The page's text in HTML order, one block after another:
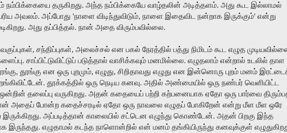
நம்பிக்கையை தருகிறது. அந்த நம்பிக்கையே வாழ்தலின் அடித்தளம். அது கூட
இல்லாமல்
அவலம். அப்போது 'நாளை விடிந்துவிடும், நாளை இதைவிட நன்றாக இருக்கும்' என்று
. அது தப்பித்தல். நான் அதை விரும்பவில்லை.
வகுப்புகள், சந்திப்புகள், அலைச்சல் என பகல் நேரத்தில் பத்து நிமிடம் கூட எழுத
. சாப்பிட்டுவிட்டுப் படுத்தால் வாசிக்கவும் மனமில்லை. எழுதலாம் என்றால் உடலில் தாள
, தூங்கு என ஒரு புறமும், எழுது, சிறிதாவது எழுது என இன்னொரு புறம் மனம்
. தூக்கத்தில் ஒரு நெடிய கனவு. அதில் அண்மையில் ஒரு நண்பர் வெளியிட்ட
ஒன்றின் தலைப்பு வருகிறது. அதன் கதையைப் பற்றி கற்பனையாக ஏதோ ஒரு பார்வை
அதைப் போன்ற கதைச்சரடில் ஏதோ ஒரு நாவலை எழுதப் போகிறேன் என்று மீள மீள ஒரே
இருக்கிறது. அப்படித்தான் காலையில் சட்டென எழுந்து கொண்டேன். அதன் பிறகு இந்த
இருந்தது. எழுதாமல் கடந்த நாளொன்றில் என் மனம் தங்கியிருந்து கனவுக்குள்